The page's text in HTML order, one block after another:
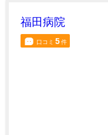
福田病院
口コミ 5件